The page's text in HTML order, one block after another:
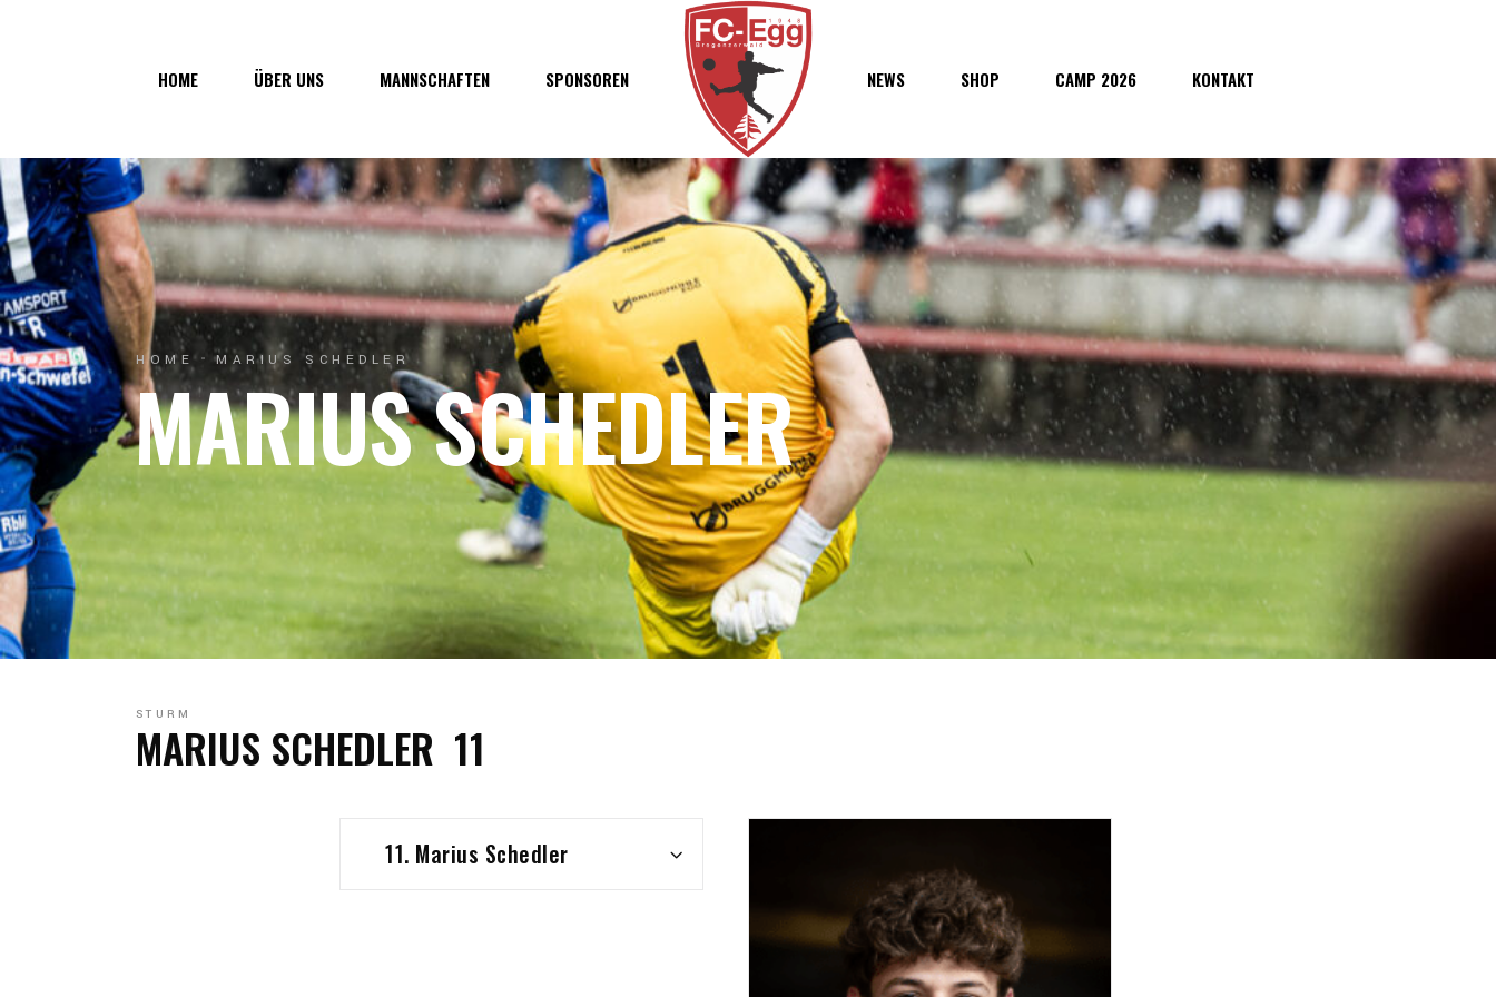
HOME ÜBER UNS
Über uns
Vorstand
Geschichte
Junkerau
MANNSCHAFTEN
1. Mannschaft
1b-Mannschaft
Nachwuchs
SPONSOREN NEWS SHOP CAMP 2026 KONTAKT
Junkerau
HOME MARIUS SCHEDLER
MARIUS SCHEDLER
STURM
11
MARIUS SCHEDLER
11. Marius Schedler